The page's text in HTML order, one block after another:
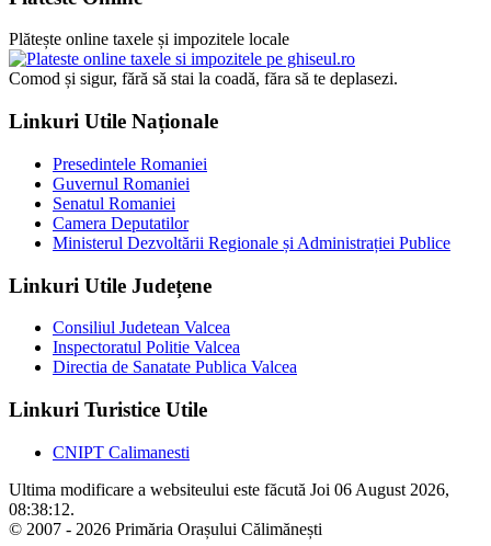
Plătește online taxele și impozitele locale
Comod și sigur, fără să stai la coadă, făra să te deplasezi.
Linkuri Utile Naționale
Presedintele Romaniei
Guvernul Romaniei
Senatul Romaniei
Camera Deputatilor
Ministerul Dezvoltării Regionale și Administrației Publice
Linkuri Utile Județene
Consiliul Judetean Valcea
Inspectoratul Politie Valcea
Directia de Sanatate Publica Valcea
Linkuri Turistice Utile
CNIPT Calimanesti
Ultima modificare a websiteului este făcută Joi 06 August 2026,
08:38:12.
© 2007 - 2026 Primăria Orașului Călimănești